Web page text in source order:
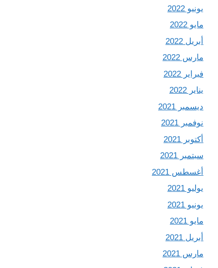
يونيو 2022
مايو 2022
أبريل 2022
مارس 2022
فبراير 2022
يناير 2022
ديسمبر 2021
نوفمبر 2021
أكتوبر 2021
سبتمبر 2021
أغسطس 2021
يوليو 2021
يونيو 2021
مايو 2021
أبريل 2021
مارس 2021